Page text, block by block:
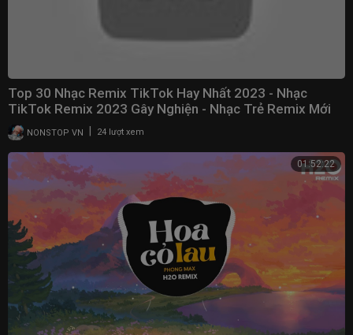
Top 30 Nhạc Remix TikTok Hay Nhất 2023 - Nhạc
TikTok Remix 2023 Gây Nghiện - Nhạc Trẻ Remix Mới
NhấtNONSTOP VN 24 lượt xem
01:52:22